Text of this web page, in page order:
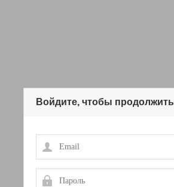
Войдите, чтобы продолжить
Email
Пароль